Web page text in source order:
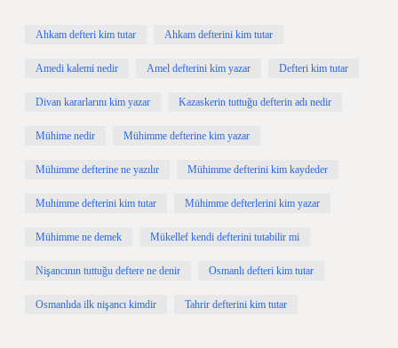
Ahkam defteri kim tutar Ahkam defterini kim tutar
Amedi kalemi nedir Amel defterini kim yazar Defteri kim tutar
Divan kararlarını kim yazar Kazaskerin tuttuğu defterin adı nedir
Mühime nedir Mühimme defterine kim yazar
Mühimme defterine ne yazılır Mühimme defterini kim kaydeder
Muhimme defterini kim tutar Mühimme defterlerini kim yazar
Mühimme ne demek Mükellef kendi defterini tutabilir mi
Nişancının tuttuğu deftere ne denir Osmanlı defteri kim tutar
Osmanlıda ilk nişancı kimdir Tahrir defterini kim tutar